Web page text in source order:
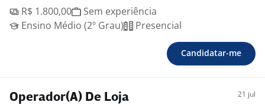
R$ 1.800,00
Sem experiência
Ensino Médio (2º Grau)
Presencial
Candidatar-me
Operador(A) De Loja 21 jul